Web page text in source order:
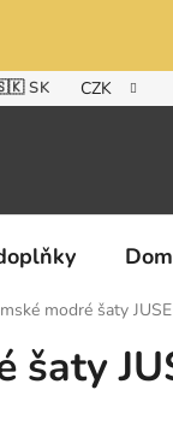
SK CZK
modré šaty JUSE
šaty